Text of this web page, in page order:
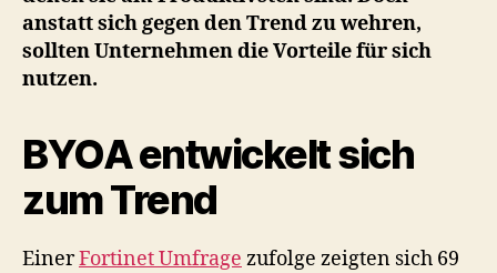
anstatt sich gegen den Trend zu wehren,
sollten Unternehmen die Vorteile für sich
nutzen.
BYOA entwickelt sich
zum Trend
EinerFortinet Umfrage zufolge zeigten sich 69